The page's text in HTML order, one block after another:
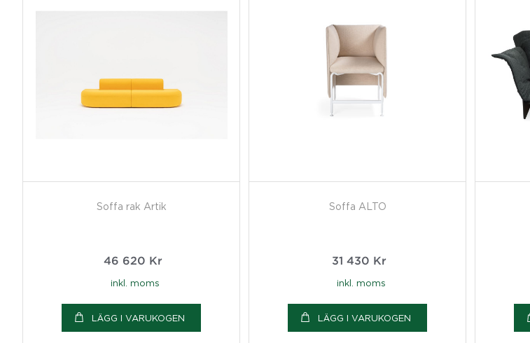
Soffa rak Artik
46 620 Kr
inkl. moms
LÄGG I VARUKOGEN
Soffa ALTO
31 430 Kr
inkl. moms
LÄGG I VARUKOGEN